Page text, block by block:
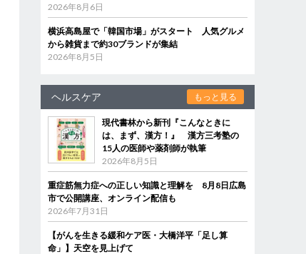
2026年8月6日
横浜高島屋で「韓国市場」がスタート 人気グルメ
から雑貨まで約30ブランドが集結
2026年8月5日
ヘルスケア もっと見る
現代書林から新刊『こんなときに
は、まず、漢方！』 漢方三考塾の
15人の医師や薬剤師が執筆
2026年8月5日
重症筋無力症への正しい知識と理解を 8月8日広島
市で公開講座、オンライン配信も
2026年7月31日
【がんを生きる緩和ケア医・大橋洋平「足し算
命」】天空を見上げて